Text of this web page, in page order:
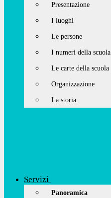
Presentazione
I luoghi
Le persone
I numeri della scuola
Le carte della scuola
Organizzazione
La storia
Servizi
Panoramica